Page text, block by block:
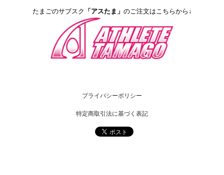
たまごのサブスク 「アスたま」 のご注文はこちらから↓
プライバシーポリシー
特定商取引法に基づく表記